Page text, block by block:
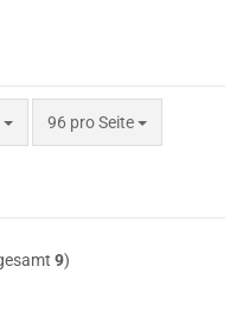
96 pro Seite
pro Seite
9)